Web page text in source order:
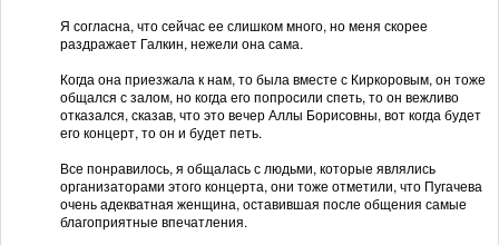
Я согласна, что сейчас ее слишком много, но меня скорее
раздражает Галкин, нежели она сама.
Когда она приезжала к нам, то была вместе с Киркоровым, он тоже
общался с залом, но когда его попросили спеть, то он вежливо
отказался, сказав, что это вечер Аллы Борисовны, вот когда будет
его концерт, то он и будет петь.
Все понравилось, я общалась с людьми, которые являлись
организаторами этого концерта, они тоже отметили, что Пугачева
очень адекватная женщина, оставившая после общения самые
благоприятные впечатления.